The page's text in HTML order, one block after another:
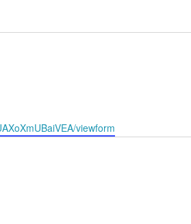
viewform